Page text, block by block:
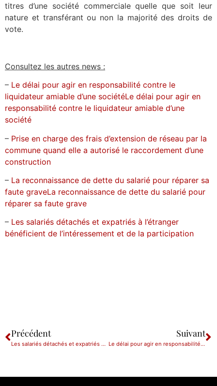
titres d’une société commerciale quelle que soit leur
nature et transférant ou non la majorité des droits de
vote.
Consultez les autres news :
– Le délai pour agir en responsabilité contre le
liquidateur amiable d’une sociétéLe délai pour agir en
responsabilité contre le liquidateur amiable d’une
société
– Prise en charge des frais d’extension de réseau par la
commune quand elle a autorisé le raccordement d’une
construction
– La reconnaissance de dette du salarié pour réparer sa
faute graveLa reconnaissance de dette du salarié pour
réparer sa faute grave
– Les salariés détachés et expatriés à l’étranger
bénéficient de l’intéressement et de la participation
Précédent
Les salariés détachés et expatriés à l’étranger bénéficient de l’intéressement et de la participation
Suivant
Le délai pour agir en responsabilité contre le liquidateur amiable d’une société